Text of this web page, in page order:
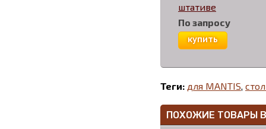
штативе
По запросу
купить
Теги: для MANTIS
ПОХОЖИЕ ТОВАРЫ